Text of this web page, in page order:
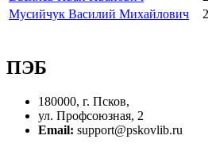
Мусийчук Василий Михайлович
ПЭБ
180000, г. Псков,
ул. Профсоюзная, 2
Email: support@pskovlib.ru